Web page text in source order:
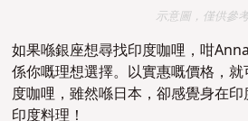
示意圖，僅供參考
如果喺銀座想尋找印度咖哩，咁
係你嘅理想選擇。以實惠嘅價格，
度咖哩，雖然喺日本，卻感覺身在
印度料理！